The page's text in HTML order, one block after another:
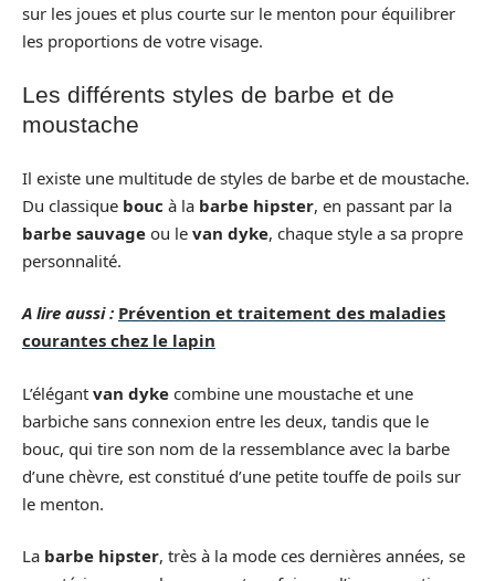
sur les joues et plus courte sur le menton pour équilibrer
les proportions de votre visage.
Les différents styles de barbe et de
moustache
Il existe une multitude de styles de barbe et de moustache.
Du classique bouc à la barbe hipster, en passant par la
barbe sauvage ou le van dyke, chaque style a sa propre
personnalité.
A lire aussi : Prévention et traitement des maladies
courantes chez le lapin
L’élégant van dyke combine une moustache et une
barbiche sans connexion entre les deux, tandis que le
bouc, qui tire son nom de la ressemblance avec la barbe
d’une chèvre, est constitué d’une petite touffe de poils sur
le menton.
La barbe hipster, très à la mode ces dernières années, se